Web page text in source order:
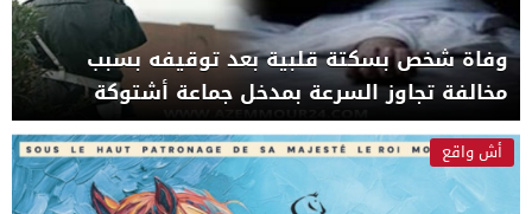
وفاة شخص بسكتة قلبية بعد توقيفه بسبب
مخالفة تجاوز السرعة بمدخل جماعة أشتوكة
أش واقع